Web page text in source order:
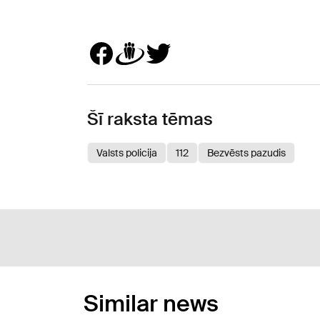
Šī raksta tēmas
Valsts policija 112 Bezvēsts pazudis
Similar news